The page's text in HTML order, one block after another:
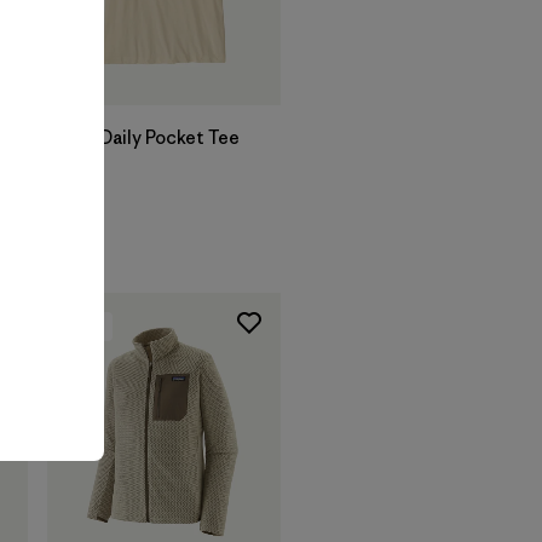
M's Daily Pocket Tee